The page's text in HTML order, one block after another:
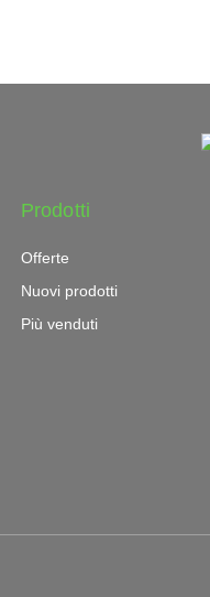
Prodotti
Offerte
Nuovi prodotti
Più venduti